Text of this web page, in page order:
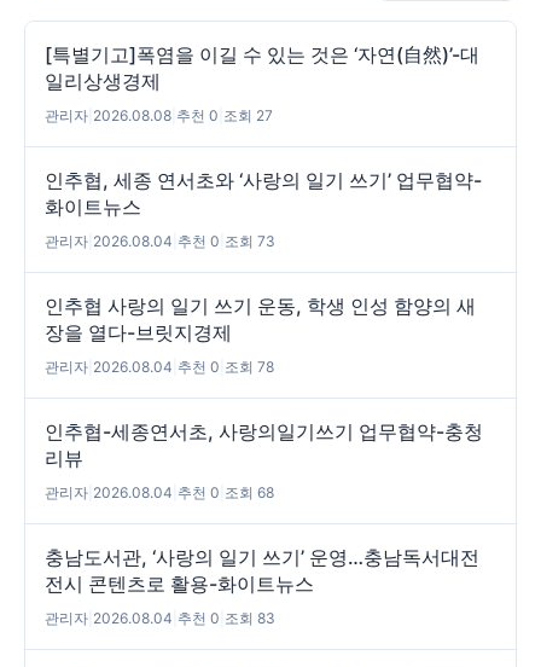
[특별기고]폭염을 이길 수 있는 것은 ‘자연(自然)’-대
일리상생경제
관리자 2026.08.08 추천 0 조회 27
인추협, 세종 연서초와 ‘사랑의 일기 쓰기’ 업무협약-
화이트뉴스
관리자 2026.08.04 추천 0 조회 73
인추협 사랑의 일기 쓰기 운동, 학생 인성 함양의 새
장을 열다-브릿지경제
관리자 2026.08.04 추천 0 조회 78
인추협-세종연서초, 사랑의일기쓰기 업무협약-충청
리뷰
관리자 2026.08.04 추천 0 조회 68
충남도서관, ‘사랑의 일기 쓰기’ 운영…충남독서대전
전시 콘텐츠로 활용-화이트뉴스
관리자 2026.08.04 추천 0 조회 83